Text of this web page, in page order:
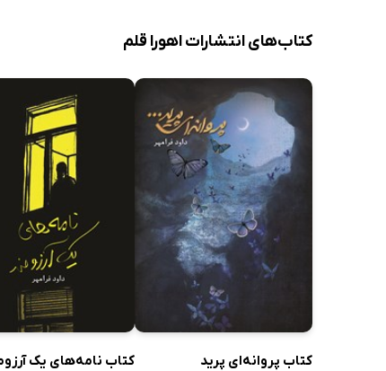
کتاب‌های انتشارات اهورا قلم
کتاب پروانه‌ای پرید
کتاب نامه‌های یک